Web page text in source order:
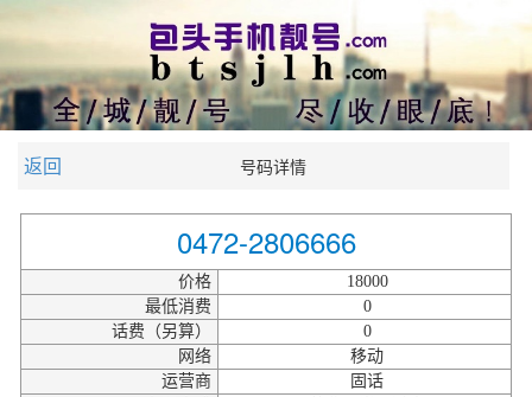
返回 号码详情
0472-2806666
价格
18000
最低消费
0
话费（另算）
0
网络
移动
运营商
固话